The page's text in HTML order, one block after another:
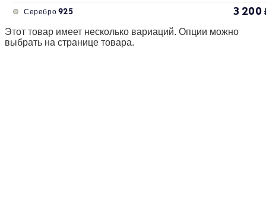
Серебро 925 3 200
Этот товар имеет несколько вариаций. Опции можно
выбрать на странице товара.